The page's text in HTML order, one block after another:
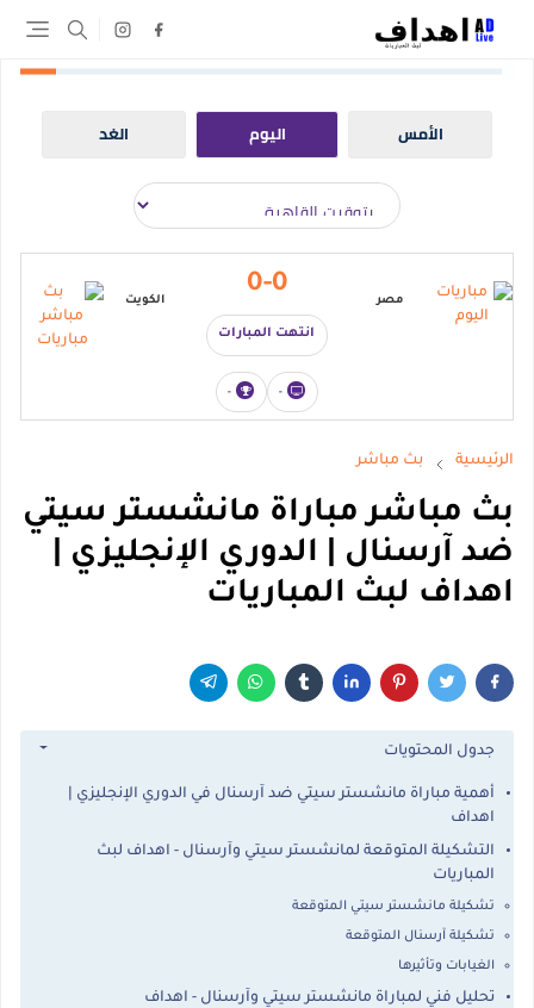
الأمس اليوم الغد
مصر
0-0
انتهت المبارات
-
-
الكويت
الرئيسية بث مباشر
بث مباشر مباراة مانشستر سيتي
ضد آرسنال | الدوري الإنجليزي |
اهداف لبث المباريات
جدول المحتويات
أهمية مباراة مانشستر سيتي ضد آرسنال في الدوري الإنجليزي |
اهداف
التشكيلة المتوقعة لمانشستر سيتي وآرسنال - اهداف لبث
المباريات
تشكيلة مانشستر سيتي المتوقعة
تشكيلة آرسنال المتوقعة
الغيابات وتأثيرها
تحليل فني لمباراة مانشستر سيتي وآرسنال - اهداف